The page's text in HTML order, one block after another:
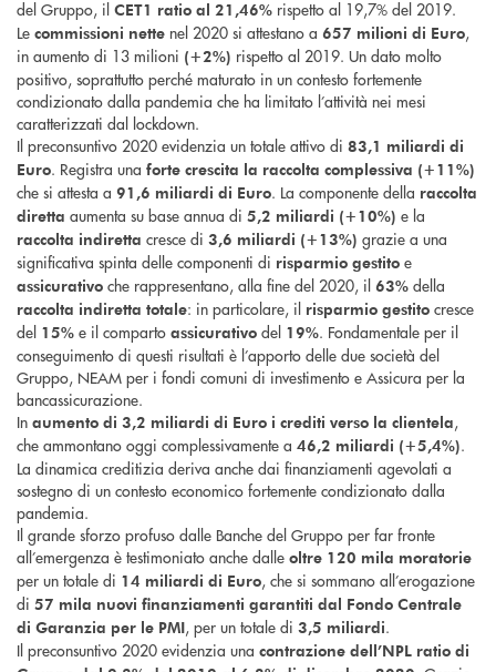
del Gruppo, il CET1 ratio al 21,46% rispetto al 19,7% del 2019.
Le commissioni nette nel 2020 si attestano a 657 milioni di Euro,
in aumento di 13 milioni (+2%) rispetto al 2019. Un dato molto
positivo, soprattutto perché maturato in un contesto fortemente
condizionato dalla pandemia che ha limitato l’attività nei mesi
caratterizzati dal lockdown.
Il preconsuntivo 2020 evidenzia un totale attivo di 83,1 miliardi di
Euro. Registra una forte crescita la raccolta complessiva (+11%)
che si attesta a 91,6 miliardi di Euro. La componente della raccolta
diretta aumenta su base annua di 5,2 miliardi (+10%) e la
raccolta indiretta cresce di 3,6 miliardi (+13%) grazie a una
significativa spinta delle componenti di risparmio gestito e
assicurativo che rappresentano, alla fine del 2020, il 63% della
raccolta indiretta totale: in particolare, il risparmio gestito cresce
del 15% e il comparto assicurativo del 19%. Fondamentale per il
conseguimento di questi risultati è l’apporto delle due società del
Gruppo, NEAM per i fondi comuni di investimento e Assicura per la
bancassicurazione.
In aumento di 3,2 miliardi di Euro i crediti verso la clientela,
che ammontano oggi complessivamente a 46,2 miliardi (+5,4%).
La dinamica creditizia deriva anche dai finanziamenti agevolati a
sostegno di un contesto economico fortemente condizionato dalla
pandemia.
Il grande sforzo profuso dalle Banche del Gruppo per far fronte
all’emergenza è testimoniato anche dalle oltre 120 mila moratorie
per un totale di 14 miliardi di Euro, che si sommano all’erogazione
di 57 mila nuovi finanziamenti garantiti dal Fondo Centrale
di Garanzia per le PMI, per un totale di 3,5 miliardi.
Il preconsuntivo 2020 evidenzia una contrazione dell’NPL ratio di